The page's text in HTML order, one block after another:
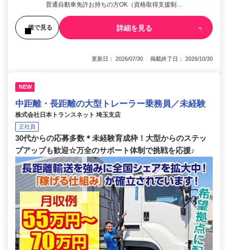
普通自動車免許お持ちの方OK（資格取得支援制…
後で見る 詳細を見る
更新日： 2026/07/30 掲載終了日： 2026/10/30
NEW
中距離・長距離の大型トレーラー乗務員／未経験
株式会社日本トランスネット 埼玉支店
正社員
30代からの応募多数＊未経験育成枠！大型からのステッ
プアップも歓迎☆万全のサポート体制で挑戦を応援♪